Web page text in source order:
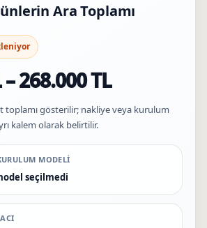
Ara Toplamı
268.000 TL
toplamı gösterilir; nakliye veya kurulum
kalem olarak belirtilir.
MODELI
seçilmedi